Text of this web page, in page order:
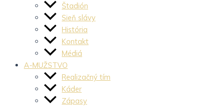
Štadión
Sieň slávy
História
Kontakt
Médiá
A-MUŽSTVO
Realizačný tím
Káder
Zápasy